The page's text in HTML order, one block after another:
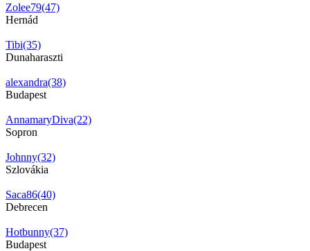
Zolee79(47)
Hernád
Tibi(35)
Dunaharaszti
alexandra(38)
Budapest
AnnamaryDiva(22)
Sopron
Johnny(32)
Szlovákia
Saca86(40)
Debrecen
Hotbunny(37)
Budapest